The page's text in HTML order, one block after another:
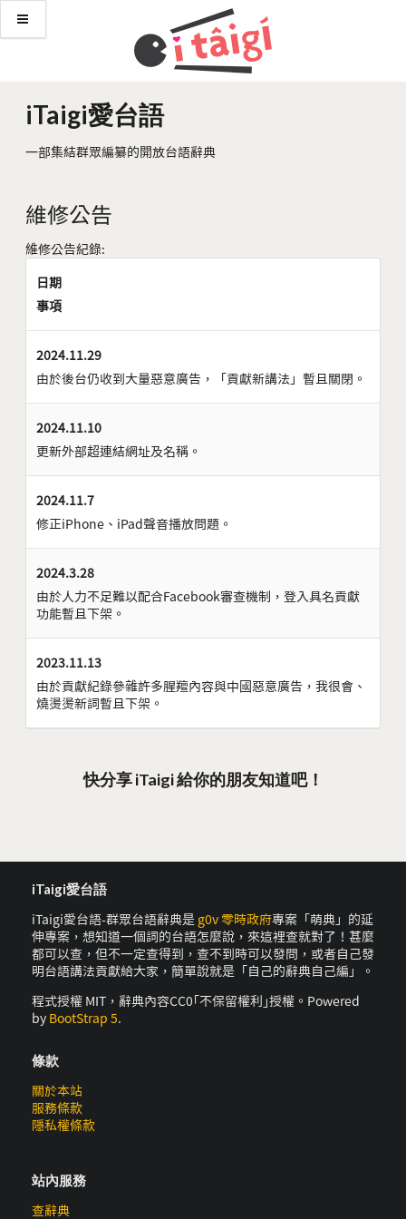
iTaigi愛台語
一部集結群眾編纂的開放台語辭典
維修公告
維修公告紀錄:
日期
事項
2024.11.29
由於後台仍收到大量惡意廣告，「貢獻新講法」暫且關閉。
2024.11.10
更新外部超連結網址及名稱。
2024.11.7
修正iPhone、iPad聲音播放問題。
2024.3.28
由於人力不足難以配合Facebook審查機制，登入具名貢獻
功能暫且下架。
2023.11.13
由於貢獻紀錄參雜許多腥羶內容與中國惡意廣告，我很會、
燒燙燙新詞暫且下架。
快分享 iTaigi 給你的朋友知道吧！
iTaigi愛台語
iTaigi愛台語-群眾台語辭典是 g0v 零時政府專案「萌典」的延
伸專案，想知道一個詞的台語怎麼說，來這裡查就對了！甚麼
都可以查，但不一定查得到，查不到時可以發問，或者自己發
明台語講法貢獻給大家，簡單說就是「自己的辭典自己編」。
程式授權 MIT，辭典內容CC0｢不保留權利｣授權。Powered
by BootStrap 5.
條款
關於本站
服務條款
隱私權條款
站內服務
查辭典